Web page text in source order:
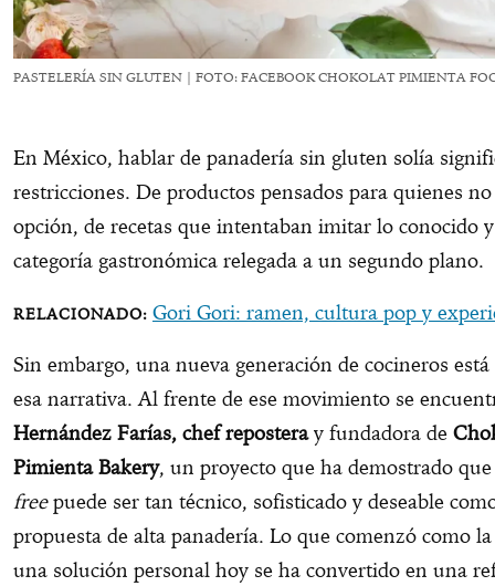
PASTELERÍA SIN GLUTEN | FOTO: FACEBOOK CHOKOLAT PIMIENTA
En México, hablar de panadería sin gluten solía
restricciones. De productos pensados para quienes
opción, de recetas que intentaban imitar lo conocido
categoría gastronómica relegada a un segundo plano.
Gori Gori: ramen, cultura pop y
Sin embargo, una nueva generación de cocineros
esa narrativa. Al frente de ese movimiento se
Hernández Farías, chef reposteray fundadora de
Pimienta Bakery, un proyecto que ha demostrado
freepuede ser tan técnico, sofisticado y deseable
propuesta de alta panadería. Lo que comenzó como
una solución personal hoy se ha convertido en una